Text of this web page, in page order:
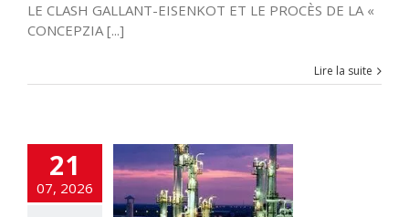
LE CLASH GALLANT-EISENKOT ET LE PROCÈS DE LA «
CONCEPZIA [...]
Lire la suite
21
07, 2026
la centrale